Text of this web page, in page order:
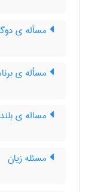
مسأله ی
مسأله ی
مساله ی
مسئله زیان